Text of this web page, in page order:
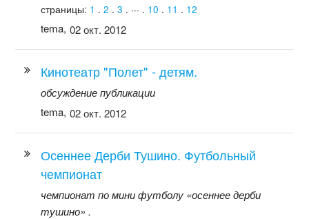
страницы: 1 .2 .3 . ··· . 10 . 11 . 12
tema, 02 окт. 2012
Кинотеатр "Полет" - детям.
обсуждение публикации
tema, 02 окт. 2012
Осеннее Дерби Тушино. Футбольный
чемпионат
чемпионат по мини футболу «осеннее дерби
тушино» .